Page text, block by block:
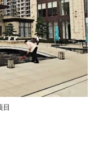
目